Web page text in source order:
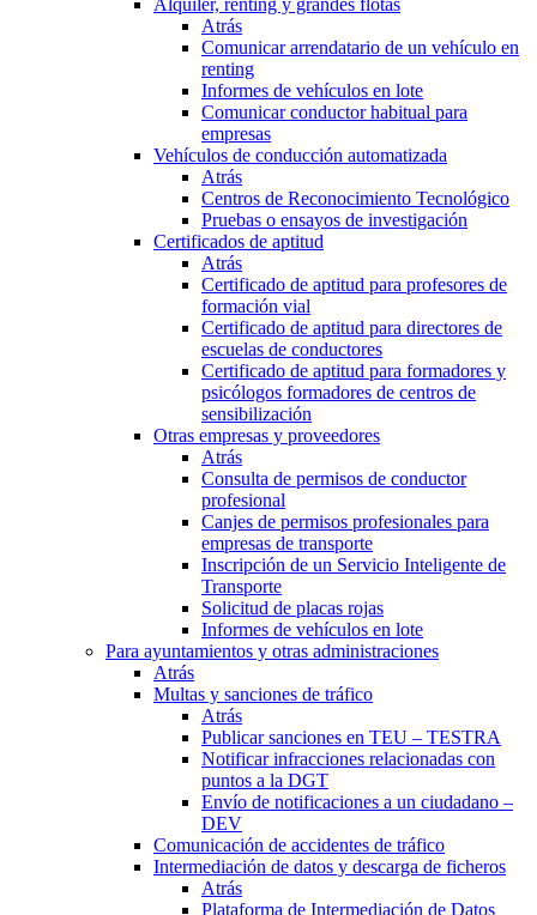
Alquiler, renting y grandes flotas
Atrás
Comunicar arrendatario de un vehículo en
renting
Informes de vehículos en lote
Comunicar conductor habitual para
empresas
Vehículos de conducción automatizada
Atrás
Centros de Reconocimiento Tecnológico
Pruebas o ensayos de investigación
Certificados de aptitud
Atrás
Certificado de aptitud para profesores de
formación vial
Certificado de aptitud para directores de
escuelas de conductores
Certificado de aptitud para formadores y
psicólogos formadores de centros de
sensibilización
Otras empresas y proveedores
Atrás
Consulta de permisos de conductor
profesional
Canjes de permisos profesionales para
empresas de transporte
Inscripción de un Servicio Inteligente de
Transporte
Solicitud de placas rojas
Informes de vehículos en lote
Para ayuntamientos y otras administraciones
Atrás
Multas y sanciones de tráfico
Atrás
Publicar sanciones en TEU – TESTRA
Notificar infracciones relacionadas con
puntos a la DGT
Envío de notificaciones a un ciudadano –
DEV
Comunicación de accidentes de tráfico
Intermediación de datos y descarga de ficheros
Atrás
Plataforma de Intermediación de Datos